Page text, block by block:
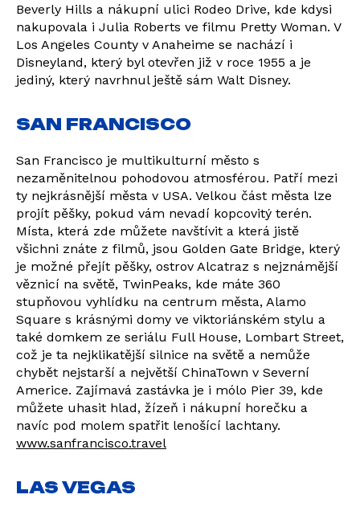
Beverly Hills a nákupní ulici Rodeo Drive, kde kdysi
nakupovala i Julia Roberts ve filmu Pretty Woman. V
Los Angeles County v Anaheime se nachází i
Disneyland, který byl otevřen již v roce 1955 a je
jediný, který navrhnul ještě sám Walt Disney.
SAN FRANCISCO
San Francisco je multikulturní město s
nezaměnitelnou pohodovou atmosférou. Patří mezi
ty nejkrásnější města v USA. Velkou část města lze
projít pěšky, pokud vám nevadí kopcovitý terén.
Místa, která zde můžete navštívit a která jistě
všichni znáte z filmů, jsou Golden Gate Bridge, který
je možné přejít pěšky, ostrov Alcatraz s nejznámější
věznicí na světě, TwinPeaks, kde máte 360
stupňovou vyhlídku na centrum města, Alamo
Square s krásnými domy ve viktoriánském stylu a
také domkem ze seriálu Full House, Lombart Street,
což je ta nejklikatější silnice na světě a nemůže
chybět nejstarší a největší ChinaTown v Severní
Americe. Zajímavá zastávka je i mólo Pier 39, kde
můžete uhasit hlad, žízeň i nákupní horečku a
navíc pod molem spatřit lenošící lachtany.
www.sanfrancisco.travel
LAS VEGAS